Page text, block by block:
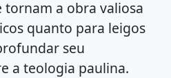
a obra valiosa
quanto para leigos
seu
a teologia paulina.